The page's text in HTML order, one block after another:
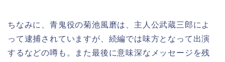
ちなみに、青鬼役の菊池風磨は、主人公武蔵三郎によ
って逮捕されていますが、続編では味方となって出演
するなどの噂も。また最後に意味深なメッセージを残